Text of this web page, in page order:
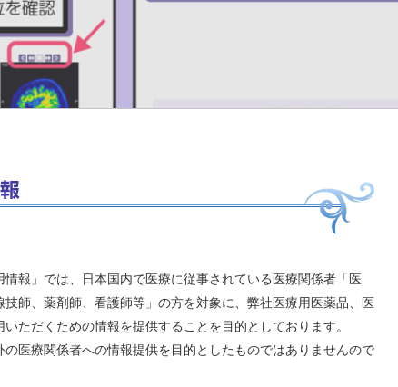
情報」では、日本国内で医療に従事されている医療関係者「医
技師、薬剤師、看護師等」の方を対象に、弊社医療用医薬品、医
ただくための情報を提供することを目的としております。
の医療関係者への情報提供を目的としたものではありませんので